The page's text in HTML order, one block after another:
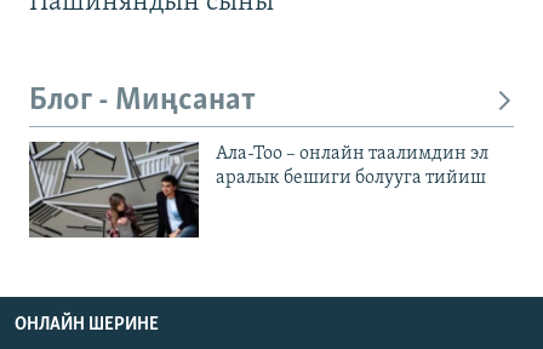
Блог - Миңсанат
Ала-Тоо – онлайн таалимдин эл
аралык бешиги болууга тийиш
ОНЛАЙН ШЕРИНЕ